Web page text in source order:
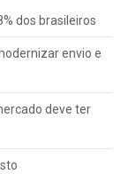
dos brasileiros
envio e
deve ter